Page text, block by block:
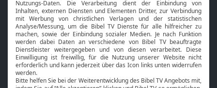
HbbTV
Bibelthek Online-Bibel
Nächster Gottesdienst
Bibel TV Service